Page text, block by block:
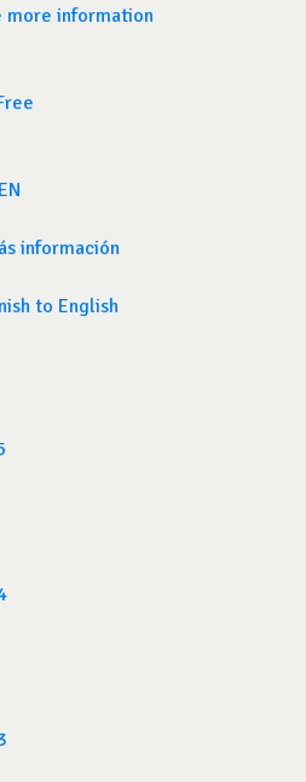
more information
información
to English